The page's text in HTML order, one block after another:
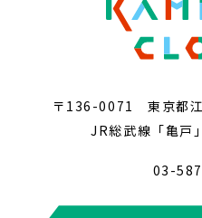
〒136-0071 東京都江
JR総武線「亀
03-